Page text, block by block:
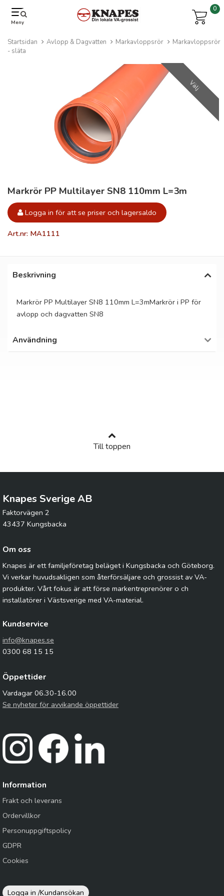
Meny
0
Startsidan Avlopp & Dagvatten Markavloppsrör
Markavloppsrör
- släta
Välj
Markrör PP Multilayer SN8 110mm L=3m
Logga in för att se priser och lagersaldo
Art.nr: MA1111
Beskrivning
Markrör PP Multilayer SN8 110mm L=3mMarkrör i PP för
avlopp och dagvatten SN8
Användning
Till toppen
Knapes Sverige AB
Faktorvägen 2
43437 Kungsbacka
Om oss
Knapes är ett familjeföretag beläget i Kungsbacka och Göteborg.
Vi verkar huvudsakligen som återförsäljare och grossist av VA-
produkter. Vårt fokus är att förse markentreprenörer o ch
installatörer i Västsverige med VA-material.
Kundservice
info@knapes.se
0300 68 15 15
Öppettider
Vardagar 06.30-16.00
Se nyheter för avvikande öppettider
Information
Frakt och leverans
Ordervillkor
Personuppgiftspolicy
GDPR
Cookies
Logga in /Kundansökan